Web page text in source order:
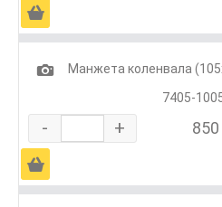
Ä
1
Манжета коленвала
7405-
- +
Ä